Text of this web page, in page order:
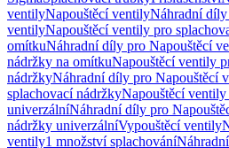
ventilyNapouštěcí ventilyNáhradní
ventilyNapouštěcí ventily pro
omítkuNáhradní díly pro Napouštěcí
nádržky na omítkuNapouštěcí ventily
nádržkyNáhradní díly pro Napouštěcí
splachovací nádržkyNapouštěcí
univerzálníNáhradní díly pro
nádržky univerzálníVypouštěcí ventily
ventily1 množství splachování